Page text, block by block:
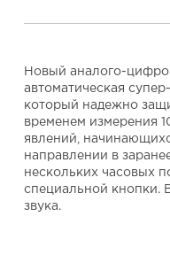
Новый аналого-
автоматическая
который надежно
временем измерения
явлений,
направлении в
нескольких часовых
специальной кнопки.
звука.